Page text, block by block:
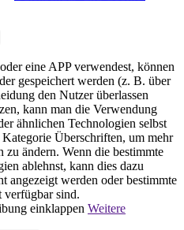
eine APP verwendest, können
gespeichert werden (z. B. über
den Nutzer überlassen
kann man die Verwendung
ähnlichen Technologien selbst
Überschriften, um mehr
zu ändern. Wenn die bestimmte
ablehnst, kann dies dazu
angezeigt werden oder bestimmte
verfügbar sind.
einklappen Weitere